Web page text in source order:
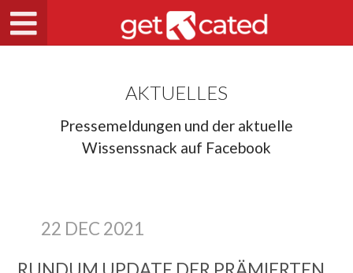
AKTUELLES
Pressemeldungen und der aktuelle
Wissenssnack auf Facebook
22 DEC 2021